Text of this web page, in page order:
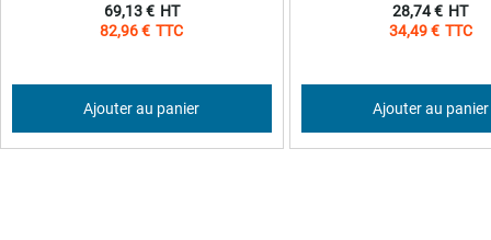
82,96 €
69,13 €
Ajouter au panier
34,49 €
28,74 €
Ajouter au panier